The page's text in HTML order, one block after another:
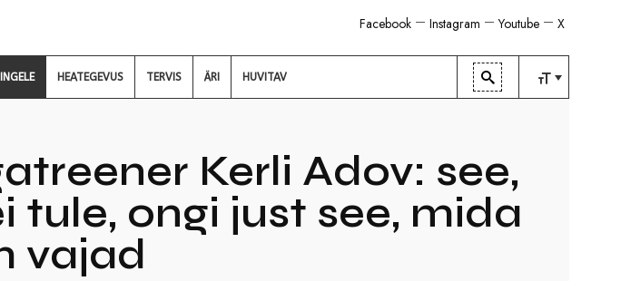
X
Youtube
Instagram
Facebook
HEATEGEVUS TERVIS ÄRI HUVITAV
Kerli Adov: see,
tule, ongi just see, mida
vajad